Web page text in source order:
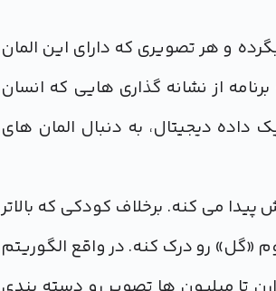
و هر تصویری که دارای این المان
از نشانه گذاری هایی که انسان
داده دیجیتال، به دنبال المان های
می کنه. برخلاف کودکی که بالاتر
«گل» رو درک کنه. در واقع الگوریتم